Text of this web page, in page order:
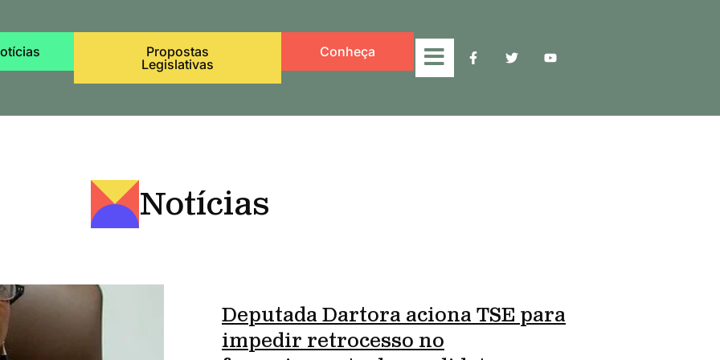
Propostas
Legislativas
Conheça
Notícias
Deputada Dartora aciona TSE para
impedir retrocesso no